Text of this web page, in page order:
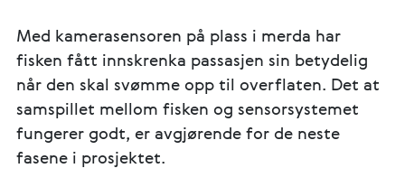
Med kamerasensoren på plass i merda har
fisken fått innskrenka passasjen sin betydelig
når den skal svømme opp til overflaten. Det at
samspillet mellom fisken og sensorsystemet
fungerer godt, er avgjørende for de neste
fasene i prosjektet.